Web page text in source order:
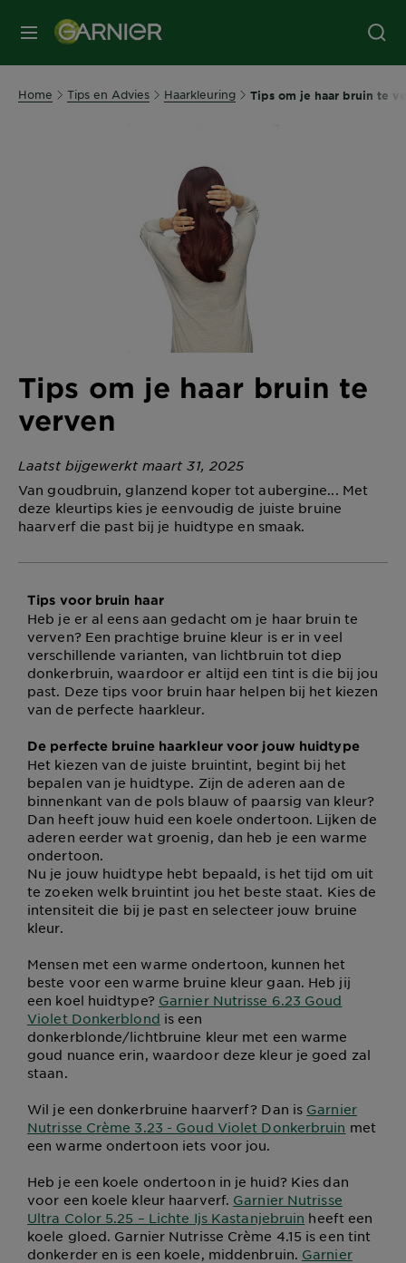
MENU
Home Tips en Advies Haarkleuring Tips om je haar bruin te
Tips om je haar bruin te
verven
Laatst bijgewerkt maart 31, 2025
Van goudbruin, glanzend koper tot aubergine... Met
deze kleurtips kies je eenvoudig de juiste bruine
haarverf die past bij je huidtype en smaak.
Tips voor bruin haar
Heb je er al eens aan gedacht om je haar bruin te
verven? Een prachtige bruine kleur is er in veel
verschillende varianten, van lichtbruin tot diep
donkerbruin, waardoor er altijd een tint is die bij jou
past. Deze tips voor bruin haar helpen bij het kiezen
van de perfecte haarkleur.
De perfecte bruine haarkleur voor jouw huidtype
Het kiezen van de juiste bruintint, begint bij het
bepalen van je huidtype. Zijn de aderen aan de
binnenkant van de pols blauw of paarsig van kleur?
Dan heeft jouw huid een koele ondertoon. Lijken de
aderen eerder wat groenig, dan heb je een warme
ondertoon.
Nu je jouw huidtype hebt bepaald, is het tijd om uit
te zoeken welk bruintint jou het beste staat. Kies de
intensiteit die bij je past en selecteer jouw bruine
kleur.
Mensen met een warme ondertoon, kunnen het
beste voor een warme bruine kleur gaan. Heb jij
een koel huidtype? Garnier Nutrisse 6.23 Goud
Violet Donkerblond is een
donkerblonde/lichtbruine kleur met een warme
goud nuance erin, waardoor deze kleur je goed zal
staan.
Wil je een donkerbruine haarverf? Dan is Garnier
Nutrisse Crème 3.23 - Goud Violet Donkerbruin met
een warme ondertoon iets voor jou.
Heb je een koele ondertoon in je huid? Kies dan
voor een koele kleur haarverf. Garnier Nutrisse
Ultra Color 5.25 – Lichte Ijs Kastanjebruin heeft een
koele gloed. Garnier Nutrisse Crème 4.15 is een tint
donkerder en is een koele, middenbruin. Garnier